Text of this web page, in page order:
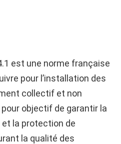
est une norme française
pour l’installation des
collectif et non
objectif de garantir la
la protection de
la qualité des